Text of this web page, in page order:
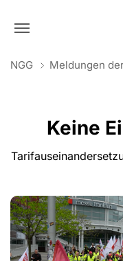
You are here:
NGG Meldungen
Keine